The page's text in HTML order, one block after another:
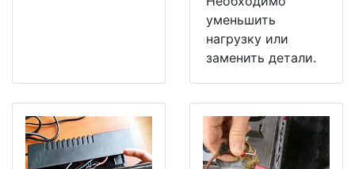
уменьшить
нагрузку или
заменить детали.